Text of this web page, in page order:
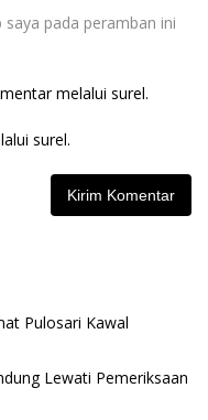
pada peramban ini
melalui surel.
surel.
Pulosari Kawal
Lewati Pemeriksaan